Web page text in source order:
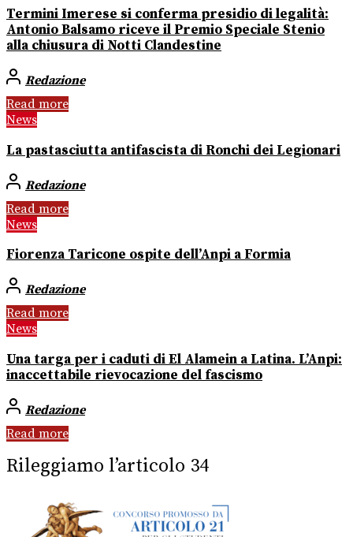
Termini Imerese si conferma presidio di legalità:
Antonio Balsamo riceve il Premio Speciale Stenio
alla chiusura di Notti Clandestine
Redazione
Read more
News
La pastasciutta antifascista di Ronchi dei Legionari
Redazione
Read more
News
Fiorenza Taricone ospite dell’Anpi a Formia
Redazione
Read more
News
Una targa per i caduti di El Alamein a Latina. L’Anpi:
inaccettabile rievocazione del fascismo
Redazione
Read more
Rileggiamo l’articolo 34